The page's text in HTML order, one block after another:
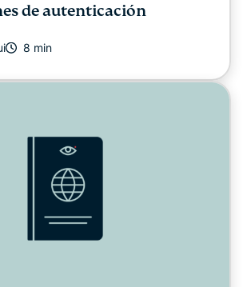
de autenticación
8 min